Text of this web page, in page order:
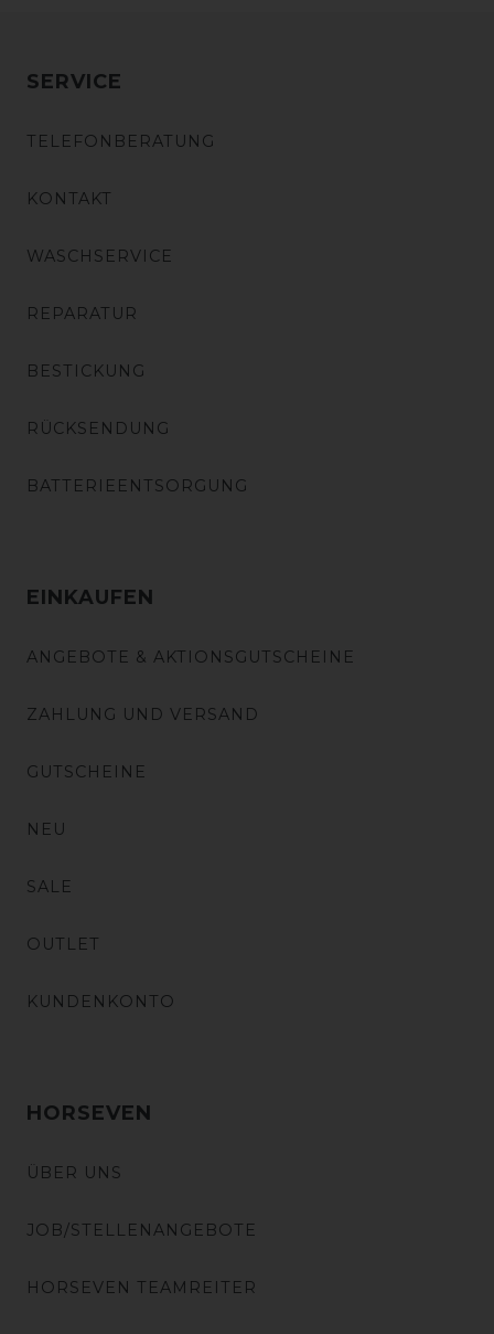
SERVICE
TELEFONBERATUNG
KONTAKT
WASCHSERVICE
REPARATUR
BESTICKUNG
RÜCKSENDUNG
BATTERIEENTSORGUNG
EINKAUFEN
ANGEBOTE & AKTIONSGUTSCHEINE
ZAHLUNG UND VERSAND
GUTSCHEINE
NEU
SALE
OUTLET
KUNDENKONTO
HORSEVEN
ÜBER UNS
JOB/STELLENANGEBOTE
HORSEVEN TEAMREITER